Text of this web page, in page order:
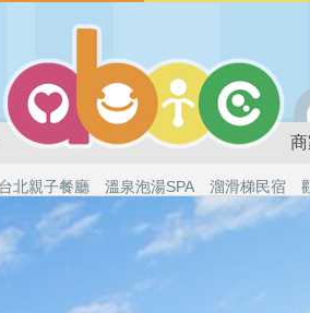
台北親子餐廳 溫泉泡湯SPA 溜滑梯民宿